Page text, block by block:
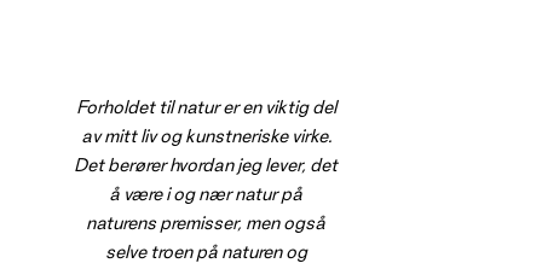
Forholdet til natur er en viktig del
av mitt liv og kunstneriske virke.
Det berører hvordan jeg lever, det
å være i og nær natur på
naturens premisser, men også
selve troen på naturen og